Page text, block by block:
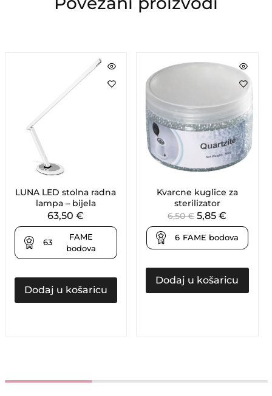
LUNA LED stolna radna
lampa – bijela
63,50€
63
FAME
bodova
Dodaj u košaricu
Kvarcne kuglice za
sterilizator
6,50€ 5,85€
6 FAME bodova
Dodaj u košaricu